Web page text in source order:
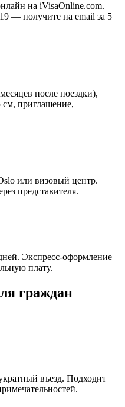
на iVisaOnline.com.
— получите на email за 5
после поездки),
см, приглашение,
или визовый центр.
представителя.
Экспресс-оформление
плату.
граждан
въезд. Подходит